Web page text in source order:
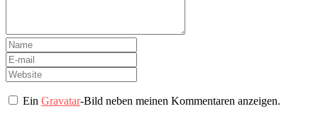
EinGravatar-Bild neben meinen Kommentaren anzeigen.